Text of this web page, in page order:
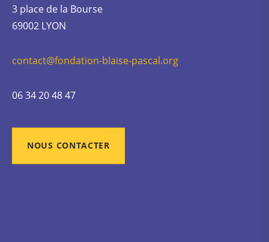
3 place de la Bourse
69002 LYON
contact@fondation-blaise-pascal.org
06 34 20 48 47
NOUS CONTACTER